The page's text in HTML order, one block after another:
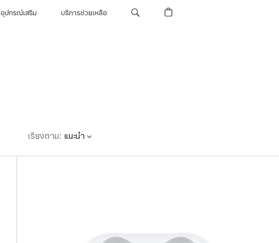
อุปกรณ์เสริม บริการช่วยเหลือ
เรียงตาม: แนะนำ